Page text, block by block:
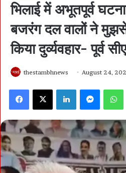
भिलाई में अभूतपूर्व
बजरंग दल वालों ने मुझसे
किया दुर्व्यवहार- पूर्व
thestambhnews August 24,
Facebook X LinkedIn